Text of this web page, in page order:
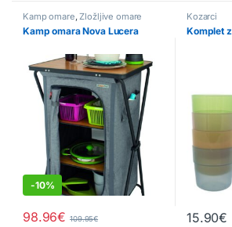
Kamp omare,Zložljive omare
Kamp omara Nova Lucera
-10%
98.96€ 109.95€
Kozarci
Komplet
15.90€